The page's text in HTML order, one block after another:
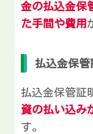
金の払込金保
た手間や費用
払込金保管
払込金保管証
資の払い込み
す。